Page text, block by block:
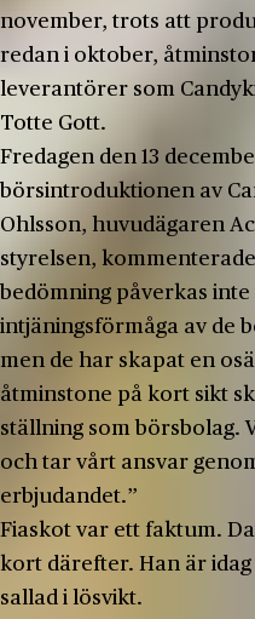
november, trots att
redan i oktober,
leverantörer som
Totte Gott.
Fredagen den 13
börsintroduktionen av
Ohlsson, huvudägaren
styrelsen,
bedömning påverkas inte
intjäningsförmåga av de
men de har skapat en
åtminstone på kort sikt
ställning som börsbolag.
och tar vårt ansvar
erbjudandet.”
Fiaskot var ett faktum.
kort därefter. Han är
sallad i lösvikt.